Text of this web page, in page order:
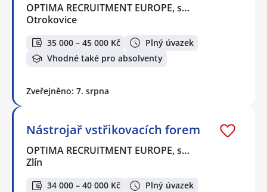
OPTIMA RECRUITMENT EUROPE, s…
Otrokovice
35 000 – 45 000 Kč
Plný úvazek
Vhodné také pro absolventy
Zveřejněno: 7. srpna
Nástrojař vstřikovacích forem
OPTIMA RECRUITMENT EUROPE, s…
Zlín
34 000 – 40 000 Kč Plný úvazek